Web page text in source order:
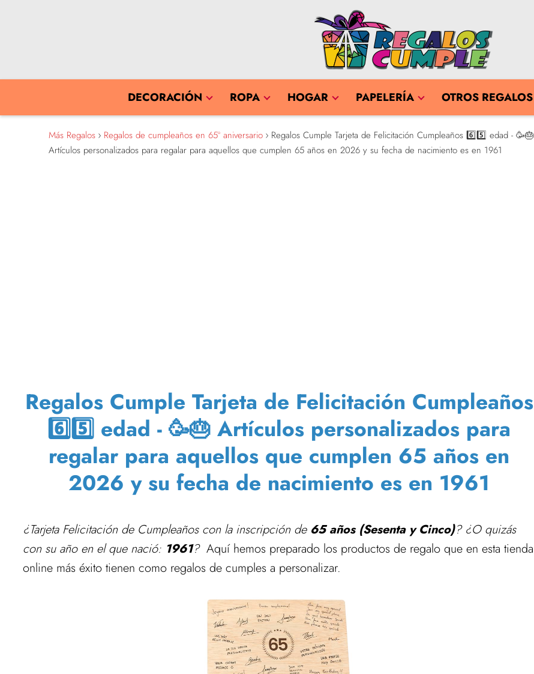
DECORACIÓN ROPA HOGAR PAPELERÍA OTROS REGALOS
Más Regalos Regalos de cumpleaños en 65º aniversario
Regalos Cumple Tarjeta de Felicitación Cumpleaños 6️⃣5️⃣ edad - 🥳🎂
Artículos personalizados para regalar para aquellos que cumplen 65 años en 2026 y su fecha de nacimiento es en 1961
Regalos Cumple Tarjeta de Felicitación Cumpleaños
6️⃣5️⃣ edad - 🥳🎂 Artículos personalizados para
regalar para aquellos que cumplen 65 años en
2026 y su fecha de nacimiento es en 1961
¿Tarjeta Felicitación de Cumpleaños con la inscripción de 65 años (Sesenta y Cinco)? ¿O quizás
con su año en el que nació: 1961?Aquí hemos preparado los productos de regalo que en esta tienda
online más éxito tienen como regalos de cumples a personalizar.